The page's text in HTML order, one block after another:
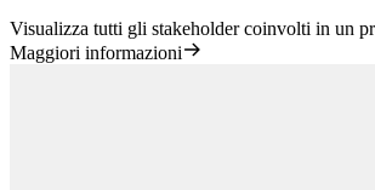
Visualizza tutti gli stakeholder coinvolti in un
Maggiori informazioni